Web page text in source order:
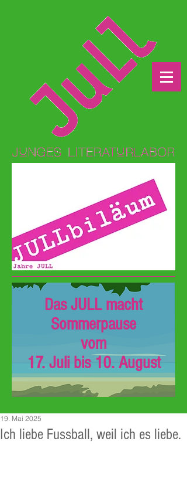
Das JULL macht
Sommerpause
vom
17. Juli bis 10. August
Ich liebe Fussball, weil ich es liebe.
19. Mai 2025